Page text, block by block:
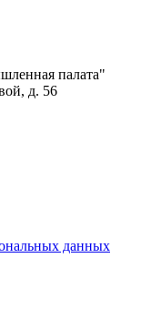
палата"
д. 56
данных